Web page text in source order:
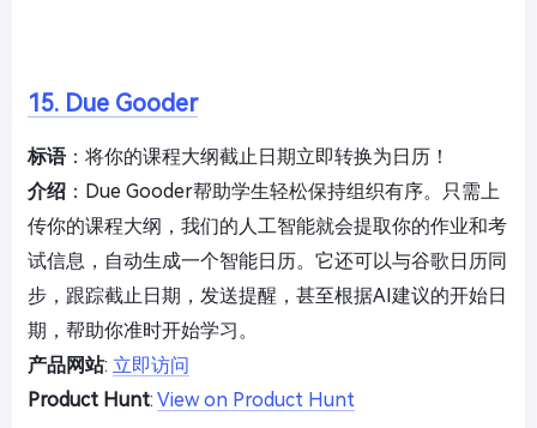
15. Due Gooder
标语：将你的课程大纲截止日期立即转换为日历！
介绍 ：Due Gooder帮助学生轻松保持组织有序。只需上
传你的课程大纲，我们的人工智能就会提取你的作业和考
试信息，自动生成一个智能日历。它还可以与谷歌日历同
步，跟踪截止日期，发送提醒，甚至根据AI建议的开始日
期，帮助你准时开始学习。
产品网站: 立即访问
Product Hunt: View on Product Hunt